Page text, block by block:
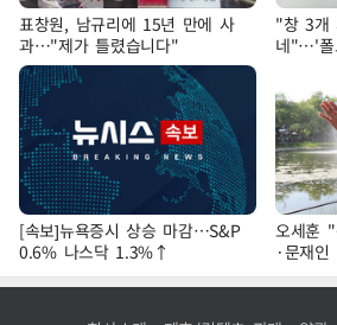
표창원, 남규리에 15년 만에 사
과…"제가 틀렸습니다"
"창 3개
네"…'폴
[속보]뉴욕증시 상승 마감…S&P
0.6% 나스닥 1.3%↑
오세훈
·문재